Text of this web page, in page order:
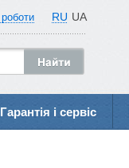
RU UA
роботи
Гарантія і сервіс